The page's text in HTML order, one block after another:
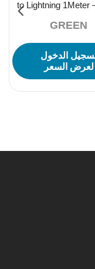
to Lightning 1Meter
GREEN
الدخول
لعرض السعر